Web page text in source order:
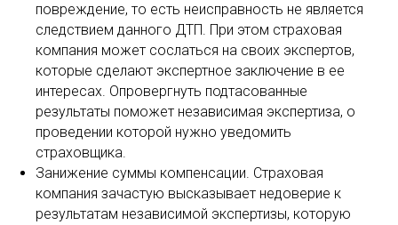
повреждение, то есть неисправность не является
следствием данного ДТП. При этом страховая
компания может сослаться на своих экспертов,
которые сделают экспертное заключение в ее
интересах. Опровергнуть подтасованные
результаты поможет независимая экспертиза, о
проведении которой нужно уведомить
страховщика.
Занижение суммы компенсации. Страховая
компания зачастую высказывает недоверие к
результатам независимой экспертизы, которую